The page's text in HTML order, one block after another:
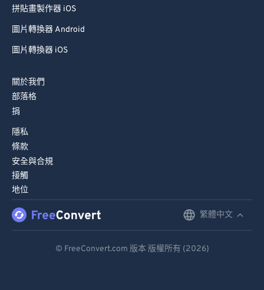
拼貼畫製作器 iOS
圖片轉換器 Android
圖片轉換器 iOS
關於我們
部落格
捐
隱私
條款
安全與合規
接觸
地位
繁體中文
© FreeConvert.com 版本 版權所有 (2026)